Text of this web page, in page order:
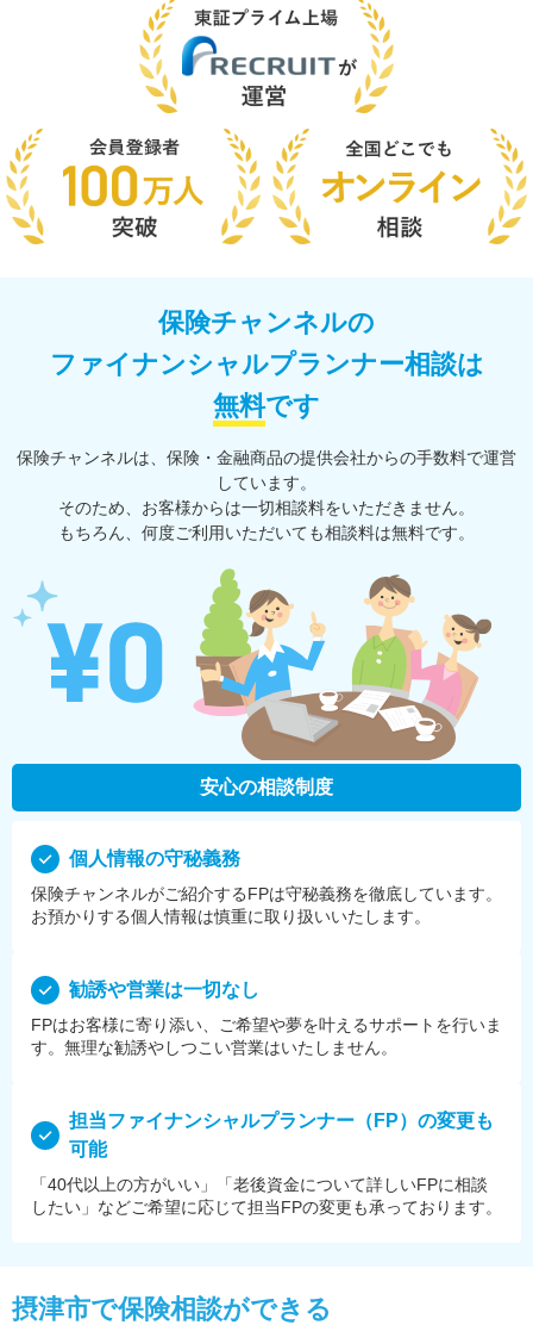
保険チャンネルの
ファイナンシャルプランナー相談は
無料です
保険チャンネルは、保険・⾦融商品の提供会社からの⼿数料で運営
しています。
そのため、お客様からは一切相談料をいただきません。
もちろん、何度ご利⽤いただいても相談料は無料です。
安心の相談制度
個⼈情報の守秘義務
保険チャンネルがご紹介するFPは守秘義務を徹底しています。
お預かりする個⼈情報は慎重に取り扱いいたします。
勧誘や営業は⼀切なし
FPはお客様に寄り添い、ご希望や夢を叶えるサポートを⾏いま
す。無理な勧誘やしつこい営業はいたしません。
担当ファイナンシャルプランナー（FP）の変更も
可能
「40代以上の方がいい」「老後資金について詳しいFPに相談
したい」などご希望に応じて担当FPの変更も承っております。
摂津市で保険相談ができる